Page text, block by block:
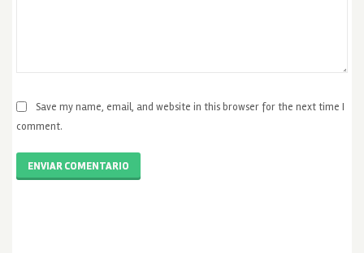
Save my name, email, and website in this browser for the next time I
comment.
ENVIAR COMENTARIO